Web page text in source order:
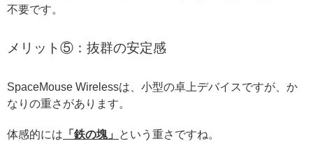
不要です。
メリット⑤：抜群の安定感
SpaceMouse Wirelessは、小型の卓上デバイスですが、か
なりの重さがあります。
体感的には 「鉄の塊」 という重さですね。